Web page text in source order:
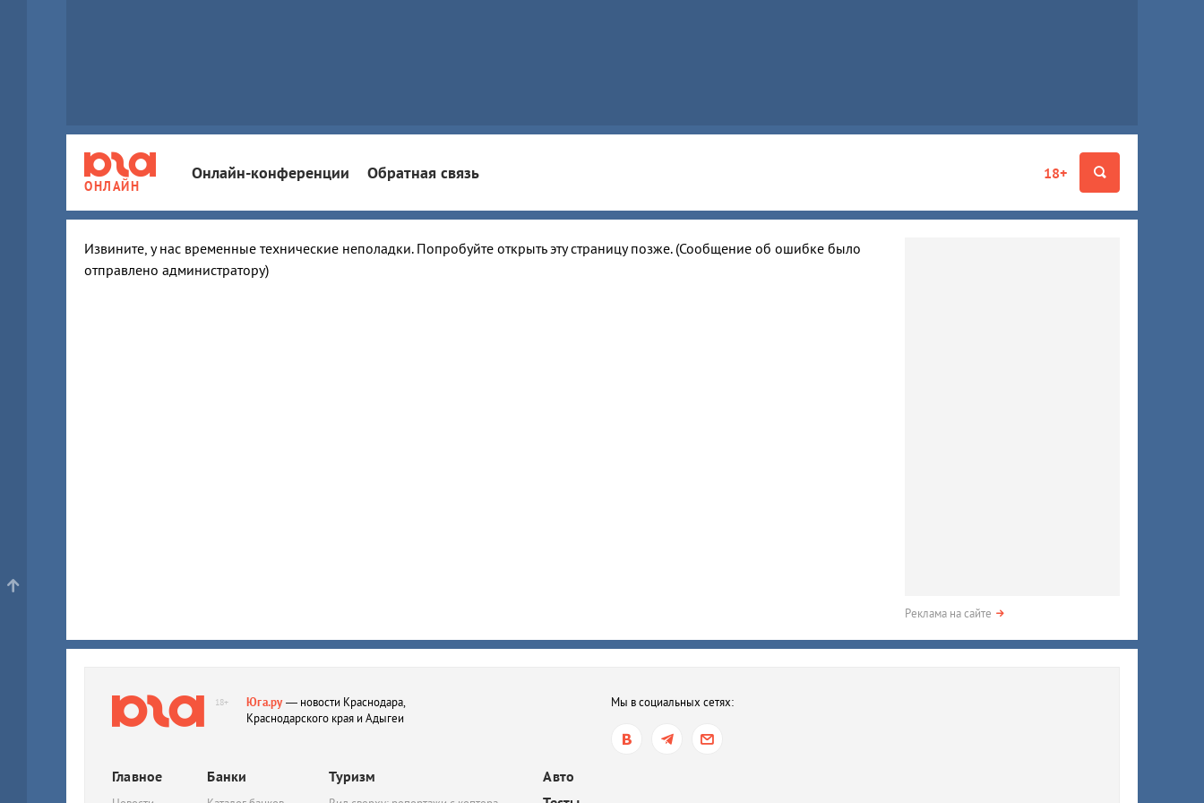
ОНЛАЙН
18+
Онлайн-конференции Обратная связь
Извините, у нас временные технические неполадки. Попробуйте открыть эту страницу позже. (Сообщение об ошибке было
отправлено администратору)
Реклама на сайте
18+ Юга.ру— новости Краснодара,
Краснодарского края и Адыгеи
Мы в социальных сетях:
Главное Банки Туризм
Авто